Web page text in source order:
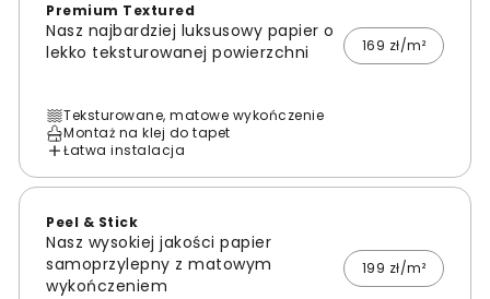
Premium Textured
Nasz najbardziej luksusowy papier o
lekko teksturowanej powierzchni
169 zł/m²
Teksturowane, matowe wykończenie
Montaż na klej do tapet
Łatwa instalacja
Peel & Stick
Nasz wysokiej jakości papier
samoprzylepny z matowym
wykończeniem
199 zł/m²